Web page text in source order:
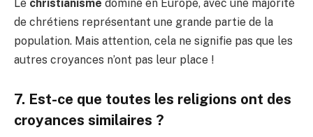
Le christianisme domine en Europe, avec une majorité
de chrétiens représentant une grande partie de la
population. Mais attention, cela ne signifie pas que les
autres croyances n’ont pas leur place !
7. Est-ce que toutes les religions ont des
croyances similaires ?